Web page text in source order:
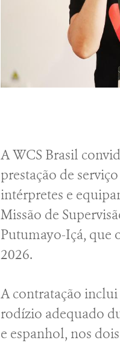
A WCS Brasil
prestação de
intérpretes e
Missão de
Putumayo-Içá, que
2026.
A contratação
rodízio adequado
e espanhol, nos